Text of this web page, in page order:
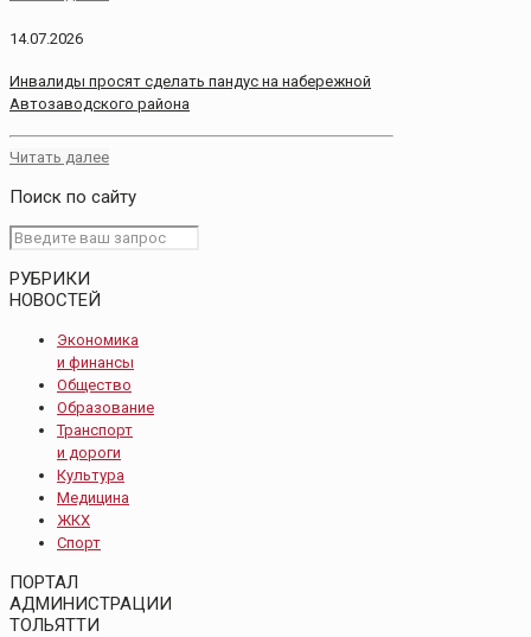
14.07.2026
Инвалиды просят сделать пандус на набережной
Автозаводского района
Читать далее
Поиск по сайту
РУБРИКИ
НОВОСТЕЙ
Экономика
и финансы
Общество
Образование
Транспорт
и дороги
Культура
Медицина
ЖКХ
Спорт
ПОРТАЛ
АДМИНИСТРАЦИИ
ТОЛЬЯТТИ